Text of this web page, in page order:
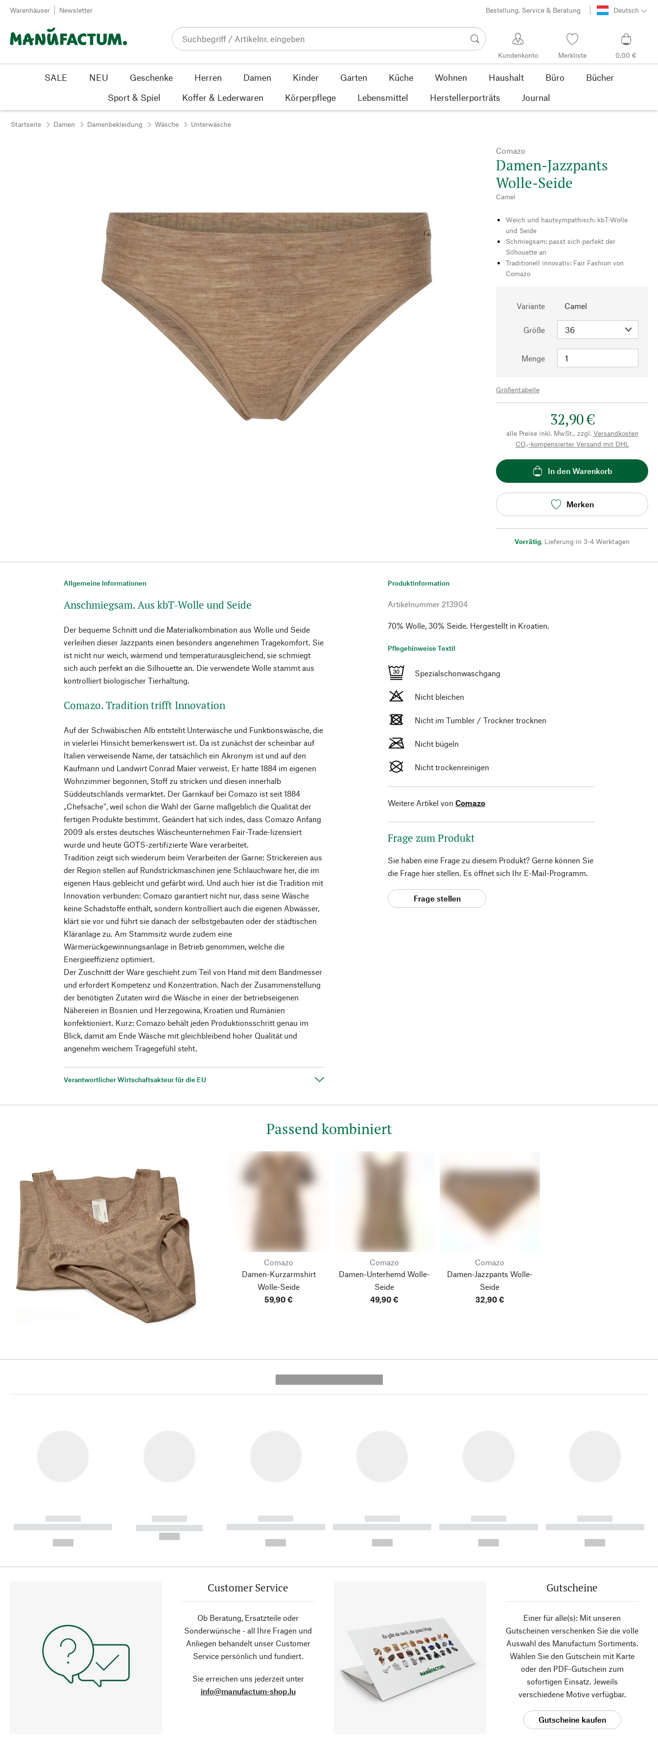
Zum Inhalt springen
Warenhäuser Newsletter Bestellung, Service & Beratung Deutsch
Kundenkonto Merkliste 0,00 €
SALE NEU Geschenke Herren Damen Kinder Garten Küche Wohnen Haushalt Büro
Bücher
Sport & Spiel
Koffer & Lederwaren Körperpflege Lebensmittel Herstellerporträts Journal
Startseite Damen Damenbekleidung Wäsche Unterwäsche
Comazo
Damen-Jazzpants
Wolle-Seide
Camel
Weich und hautsympathisch: kbT-Wolle
und Seide
Schmiegsam: passt sich perfekt der
Silhouette an
Traditionell innovativ: Fair Fashion von
Comazo
Variante Camel
Größe
Menge
Größentabelle
32,90 €
alle Preise inkl. MwSt., zzgl. Versandkosten
CO₂-kompensierter Versand mit DHL
In den Warenkorb
Merken
Vorrätig, Lieferung in 3-4 Werktagen
Allgemeine Informationen
Anschmiegsam. Aus kbT-Wolle und Seide
Der bequeme Schnitt und die Materialkombination aus Wolle und Seide
verleihen dieser Jazzpants einen besonders angenehmen Tragekomfort. Sie
ist nicht nur weich, wärmend und temperaturausgleichend, sie schmiegt
sich auch perfekt an die Silhouette an. Die verwendete Wolle stammt aus
kontrolliert biologischer Tierhaltung.
Comazo. Tradition trifft Innovation
Auf der Schwäbischen Alb entsteht Unterwäsche und Funktionswäsche, die
in vielerlei Hinsicht bemerkenswert ist. Da ist zunächst der scheinbar auf
Italien verweisende Name, der tatsächlich ein Akronym ist und auf den
Kaufmann und Landwirt Conrad Maier verweist. Er hatte 1884 im eigenen
Wohnzimmer begonnen, Stoff zu stricken und diesen innerhalb
Süddeutschlands vermarktet. Der Garnkauf bei Comazo ist seit 1884
„Chefsache“, weil schon die Wahl der Garne maßgeblich die Qualität der
fertigen Produkte bestimmt. Geändert hat sich indes, dass Comazo Anfang
2009 als erstes deutsches Wäscheunternehmen Fair-Trade-lizensiert
wurde und heute GOTS-zertifizierte Ware verarbeitet.
Tradition zeigt sich wiederum beim Verarbeiten der Garne: Strickereien aus
der Region stellen auf Rundstrickmaschinen jene Schlauchware her, die im
eigenen Haus gebleicht und gefärbt wird. Und auch hier ist die Tradition mit
Innovation verbunden: Comazo garantiert nicht nur, dass seine Wäsche
keine Schadstoffe enthält, sondern kontrolliert auch die eigenen Abwässer,
klärt sie vor und führt sie danach der selbstgebauten oder der städtischen
Kläranlage zu. Am Stammsitz wurde zudem eine
Wärmerückgewinnungsanlage in Betrieb genommen, welche die
Energieeffizienz optimiert.
Der Zuschnitt der Ware geschieht zum Teil von Hand mit dem Bandmesser
und erfordert Kompetenz und Konzentration. Nach der Zusammenstellung
der benötigten Zutaten wird die Wäsche in einer der betriebseigenen
Nähereien in Bosnien und Herzegowina, Kroatien und Rumänien
konfektioniert. Kurz: Comazo behält jeden Produktionsschritt genau im
Blick, damit am Ende Wäsche mit gleichbleibend hoher Qualität und
angenehm weichem Tragegefühl steht.
Verantwortlicher Wirtschaftsakteur für die EU
Produktinformation
Artikelnummer 213904
70% Wolle, 30% Seide. Hergestellt in Kroatien.
Pflegehinweise Textil
Spezialschonwaschgang
Nicht bleichen
Nicht im Tumbler / Trockner trocknen
Nicht bügeln
Nicht trockenreinigen
Weitere Artikel von Comazo
Frage zum Produkt
Sie haben eine Frage zu diesem Produkt? Gerne können Sie
die Frage hier stellen. Es öffnet sich Ihr E-Mail-Programm.
Frage stellen
Passend kombiniert
Comazo
Damen-Kurzarmshirt
Wolle-Seide
59,90 €
Comazo
Damen-Unterhemd Wolle-
Seide
49,90 €
Comazo
Damen-Jazzpants Wolle-
Seide
32,90 €
------------
----------- ----------- ----------
------------
----------- -----------
------------
----------- ----------- ----------
------------
----------- ----------- ----------
------------
----------- ----------- ----------
------------
----------- ----------- ----------
Customer Service
Ob Beratung, Ersatzteile oder
Sonderwünsche - all Ihre Fragen und
Anliegen behandelt unser Customer
Service persönlich und fundiert.
Sie erreichen uns jederzeit unter
info@manufactum-shop.lu
Gutscheine
Einer für alle(s): Mit unseren
Gutscheinen verschenken Sie die volle
Auswahl des Manufactum Sortiments.
Wählen Sie den Gutschein mit Karte
oder den PDF-Gutschein zum
sofortigen Einsatz. Jeweils
verschiedene Motive verfügbar.
Gutscheine kaufen